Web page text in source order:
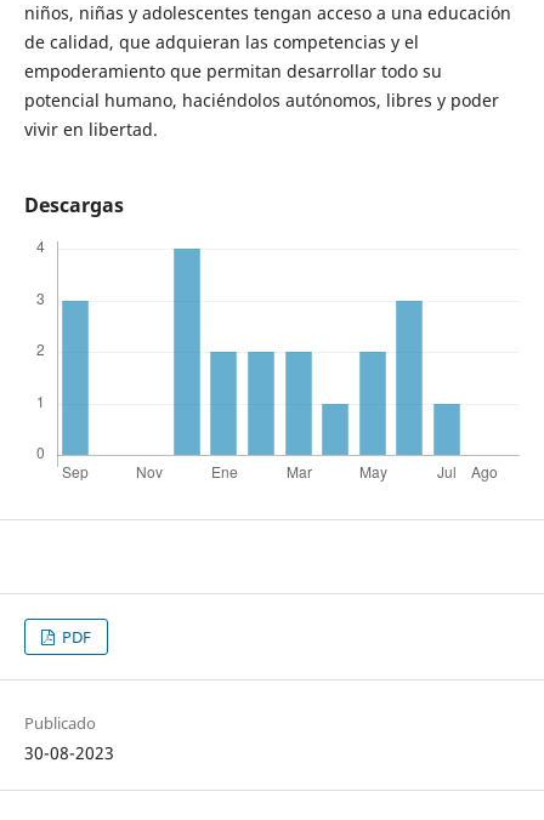
niños, niñas y adolescentes tengan acceso a una educación
de calidad, que adquieran las competencias y el
empoderamiento que permitan desarrollar todo su
potencial humano, haciéndolos autónomos, libres y poder
vivir en libertad.
Descargas
PDF
Publicado
30-08-2023